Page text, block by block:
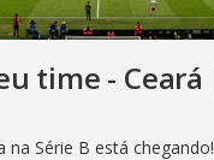
time - Ceará
na Série B está chegando!